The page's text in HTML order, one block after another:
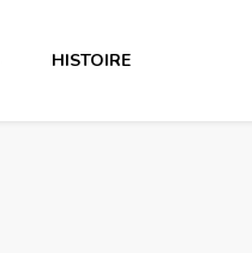
HISTOIRE